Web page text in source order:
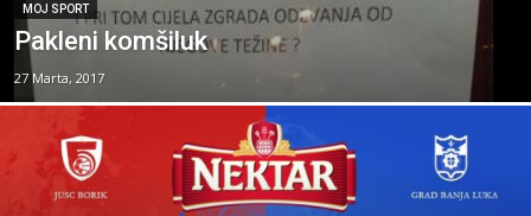
MOJ SPORT
Pakleni komšiluk
27 Marta, 2017